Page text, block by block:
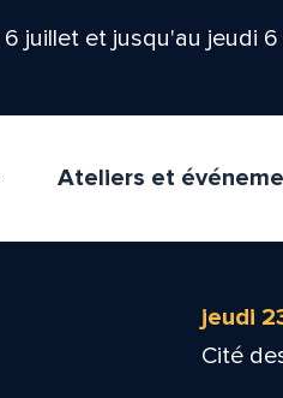
juillet et jusqu'au jeudi
Ateliers et
jeudi
Cité